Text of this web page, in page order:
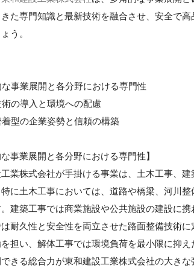
た専門知識と最新技術を融合させ、安全で
う。
な事業展開と各分野における専門性
術の導入と環境への配慮
型の企業姿勢と信頼の構築
な事業展開と各分野における専門性】
業株式会社が手掛ける事業は、土木工事、
に土木工事においては、道路や橋梁、河川
建築工事では商業施設や公共施設の建設に
耐久性と安全性を両立させた路面整備技術
担い、解体工事では環境負荷を最小限に抑
きる総合力が東和建設工業株式会社の大きな